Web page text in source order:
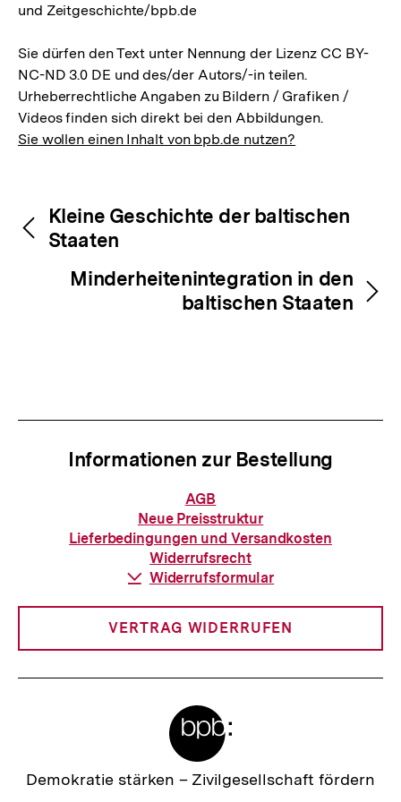
und Zeitgeschichte/bpb.de
Sie dürfen den Text unter Nennung der Lizenz CC BY-
NC-ND 3.0 DE und des/der Autors/-in teilen.
Urheberrechtliche Angaben zu Bildern / Grafiken /
Videos finden sich direkt bei den Abbildungen.
Sie wollen einen Inhalt von bpb.de nutzen?
Inhaltsnavigation
Inhaltsnavigation
Kleine Geschichte der baltischen
Staaten
Minderheitenintegration in den
baltischen Staaten
Informationen zur Bestellung
Informationen
zur
Bestellung
AGB
Neue Preisstruktur
Lieferbedingungen und Versandkosten
Widerrufsrecht
Download-
Widerrufsformular
VERTRAG WIDERRUFEN
Zur
Demokratie stärken – Zivilgesellschaft fördern